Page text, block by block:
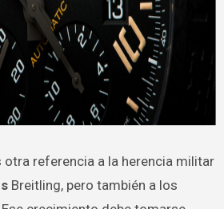
otra referencia a la herencia militar
Breitling, pero también a los